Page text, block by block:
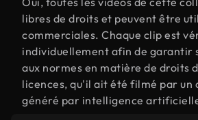
libres de droits et peuvent être
commerciales. Chaque clip est
individuellement afin de garantir
aux normes en matière de droits
licences, qu'il ait été filmé par un
généré par intelligence